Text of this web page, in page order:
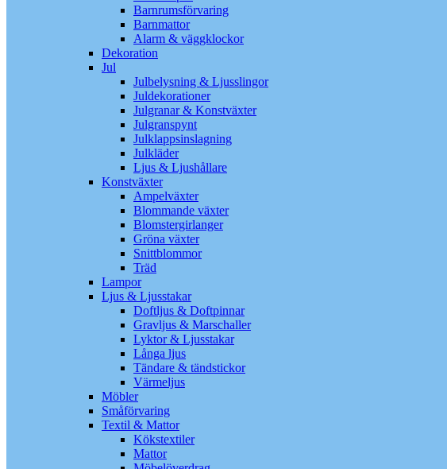
Barnrumsförvaring
Barnmattor
Alarm & väggklockor
Dekoration
Jul
Julbelysning & Ljusslingor
Juldekorationer
Julgranar & Konstväxter
Julgranspynt
Julklappsinslagning
Julkläder
Ljus & Ljushållare
Konstväxter
Ampelväxter
Blommande växter
Blomstergirlanger
Gröna växter
Snittblommor
Träd
Lampor
Ljus & Ljusstakar
Doftljus & Doftpinnar
Gravljus & Marschaller
Lyktor & Ljusstakar
Långa ljus
Tändare & tändstickor
Värmeljus
Möbler
Småförvaring
Textil & Mattor
Kökstextiler
Mattor